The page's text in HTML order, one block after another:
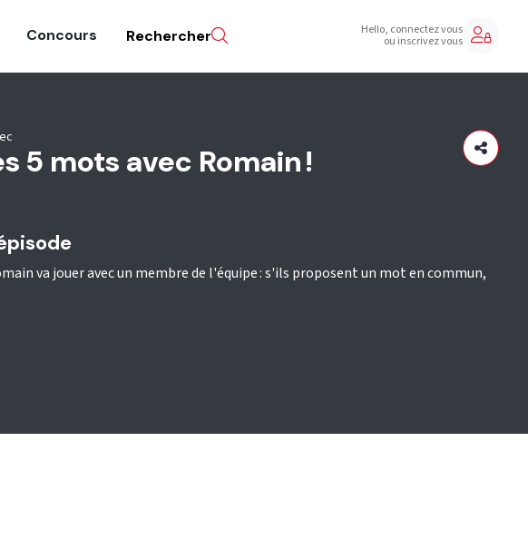
Concours Rechercher Hello, connectez vous
ou inscrivez vous
5 mots avec Romain !
va jouer avec un membre de l'équipe : s'ils proposent un mot en commun,